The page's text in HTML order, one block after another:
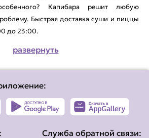
Капибара решит любую
Быстрая доставка суши и пиццы
до 23:00.
международной сети в
роллы, суши и пиццы из свежих
пластиковой упаковке с приборами
В дополнение можно заказать соки,
развернуть
Служба обратной связи: